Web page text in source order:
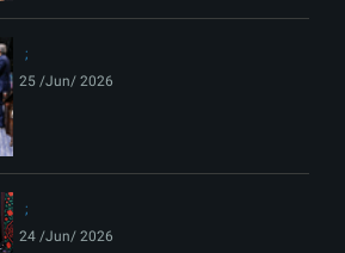
25 /Jun/ 2026
24 /Jun/ 2026